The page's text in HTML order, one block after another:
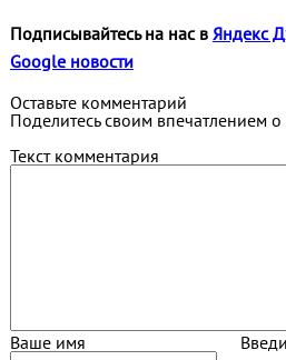
Подписывайтесь на нас в Яндекс
Google новости
Оставьте комментарий
Поделитесь своим впечатлением о
Текст комментария
Ваше имя